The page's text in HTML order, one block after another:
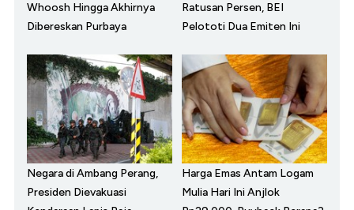
Whoosh Hingga Akhirnya
Dibereskan Purbaya
Ratusan Persen, BEI
Pelototi Dua Emiten Ini
Negara di Ambang Perang,
Presiden Dievakuasi
Harga Emas Antam Logam
Mulia Hari Ini Anjlok